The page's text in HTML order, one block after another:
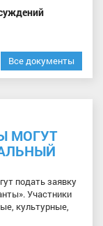
Все документы
МОГУТ
подать заявку
Участники
культурные,